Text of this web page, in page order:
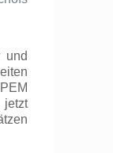
und
jetzt